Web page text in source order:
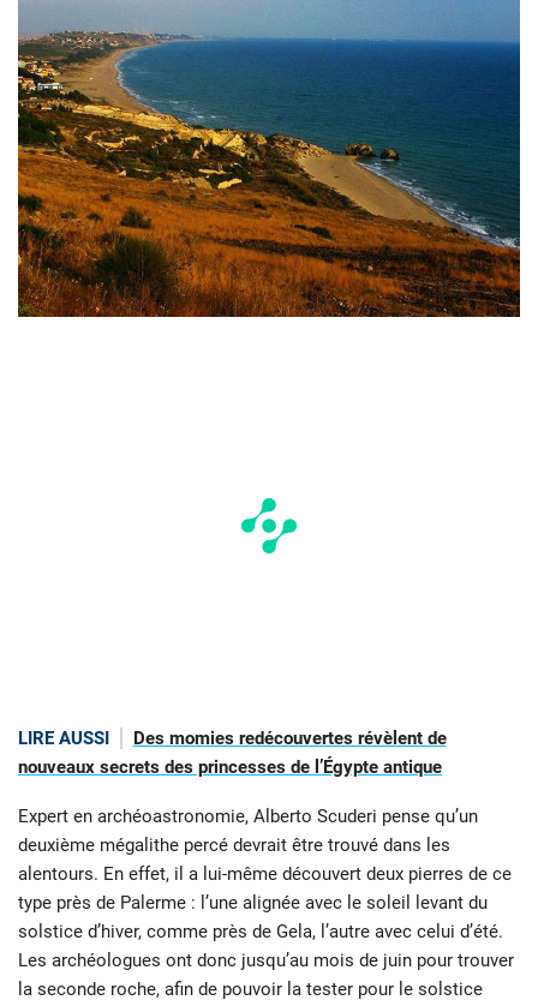
LIRE AUSSI
Des momies redécouvertes révèlent de
nouveaux secrets des princesses de l’Égypte antique
Expert en archéoastronomie, Alberto Scuderi pense qu’un
deuxième mégalithe percé devrait être trouvé dans les
alentours. En effet, il a lui-même découvert deux pierres de ce
type près de Palerme : l’une alignée avec le soleil levant du
solstice d’hiver, comme près de Gela, l’autre avec celui d’été.
Les archéologues ont donc jusqu’au mois de juin pour trouver
la seconde roche, afin de pouvoir la tester pour le solstice